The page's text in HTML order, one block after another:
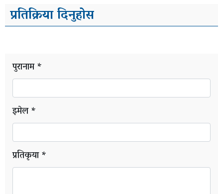
प्रतिक्रिया दिनुहोस
पुरानाम *
इमेल *
प्रतिकृया *